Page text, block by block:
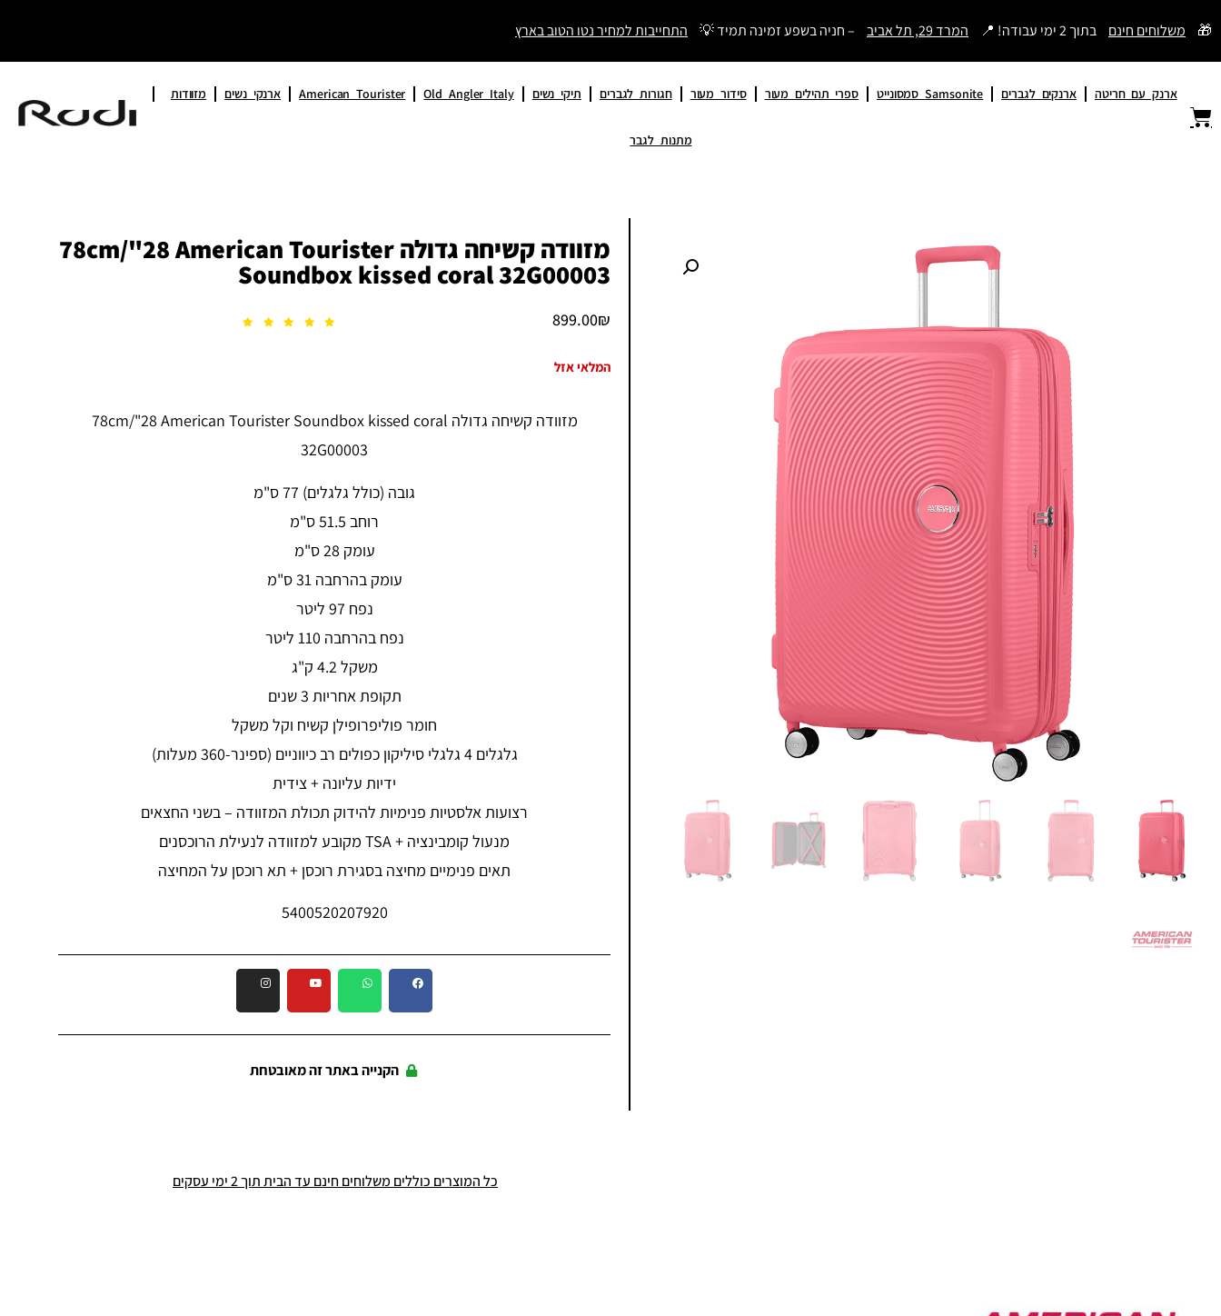
דילוג
🎁 משלוחים חינם בתוך 2 ימי עבודה! 📍 המרד 29, תל אביב – חניה בשפע זמינה תמיד 💡 התחייבות למחיר נטו הטוב בארץ
ארנק עם חריטה ארנקים לגברים Samsonite סמסונייט ספרי תהילים מעור סידור מעור חגורות לגברים תיקי נשים Old Angler Italy
American Tourister ארנקי נשים מזוודות
מתנות לגבר
מזוודה קשיחה גדולה 78cm/"28 American Tourister
Soundbox kissed coral 32G00003
899.00₪
המלאי אזל
מזוודה קשיחה גדולה 78cm/"28 American Tourister Soundbox kissed coral
32G00003
גובה (כולל גלגלים) 77 ס"מ
רוחב 51.5 ס"מ
עומק 28 ס"מ
עומק בהרחבה 31 ס"מ
נפח 97 ליטר
נפח בהרחבה 110 ליטר
משקל 4.2 ק"ג
תקופת אחריות 3 שנים
חומר פוליפרופילן קשיח וקל משקל
גלגלים 4 גלגלי סיליקון כפולים רב כיווניים (ספינר-360 מעלות)
ידיות עליונה + צידית
רצועות אלסטיות פנימיות להידוק תכולת המזוודה – בשני החצאים
מנעול קומבינציה + TSA מקובע למזוודה לנעילת הרוכסנים
תאים פנימיים מחיצה בסגירת רוכסן + תא רוכסן על המחיצה
5400520207920
הקנייה באתר זה מאובטחת
כל המוצרים כוללים משלוחים חינם עד הבית תוך 2 ימי עסקים